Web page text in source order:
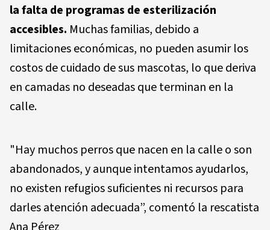
la falta de programas de esterilización
accesibles. Muchas familias, debido a
limitaciones económicas, no pueden asumir los
costos de cuidado de sus mascotas, lo que deriva
en camadas no deseadas que terminan en la
calle.
"Hay muchos perros que nacen en la calle o son
abandonados, y aunque intentamos ayudarlos,
no existen refugios suficientes ni recursos para
darles atención adecuada”, comentó la rescatista